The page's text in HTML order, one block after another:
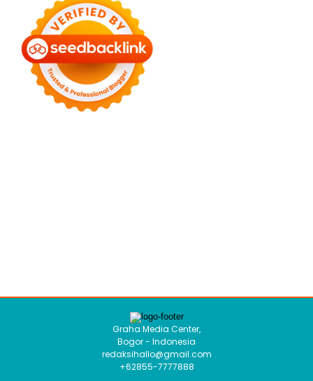
Graha Media Center,
Bogor - Indonesia
redaksihallo@gmail.com
+62855-7777888